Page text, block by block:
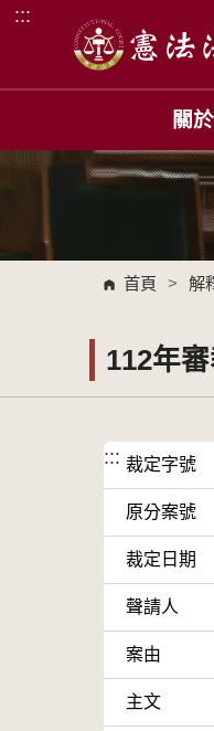
跳到主要內容區塊
:::
關
首頁 > 解
112年
::: 裁定字號
原分案號
裁定日期
聲請人
案由
主文